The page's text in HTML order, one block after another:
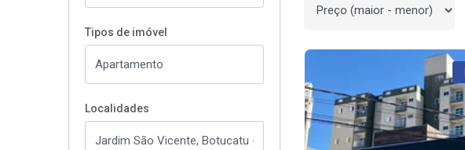
Tipos de imóvel
Localidades
Ordenar por